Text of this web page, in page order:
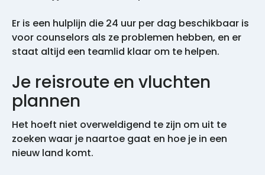
Er is een hulplijn die 24 uur per dag beschikbaar is
voor counselors als ze problemen hebben, en er
staat altijd een teamlid klaar om te helpen.
Je reisroute en vluchten
plannen
Het hoeft niet overweldigend te zijn om uit te
zoeken waar je naartoe gaat en hoe je in een
nieuw land komt.